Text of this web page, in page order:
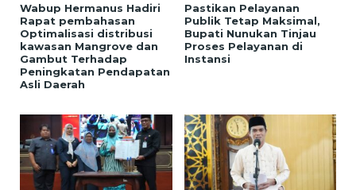
Wabup Hermanus Hadiri
Rapat pembahasan
Optimalisasi distribusi
kawasan Mangrove dan
Gambut Terhadap
Peningkatan Pendapatan
Asli Daerah
Pastikan Pelayanan
Publik Tetap Maksimal,
Bupati Nunukan Tinjau
Proses Pelayanan di
Instansi